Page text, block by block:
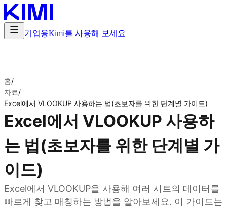
기업용Kimi를 사용해 보세요
홈/
자료/
Excel에서 VLOOKUP 사용하는 법(초보자를 위한 단계별 가이드)
Excel에서 VLOOKUP 사용하
는 법(초보자를 위한 단계별 가
이드)
Excel에서 VLOOKUP을 사용해 여러 시트의 데이터를
빠르게 찾고 매칭하는 방법을 알아보세요. 이 가이드는